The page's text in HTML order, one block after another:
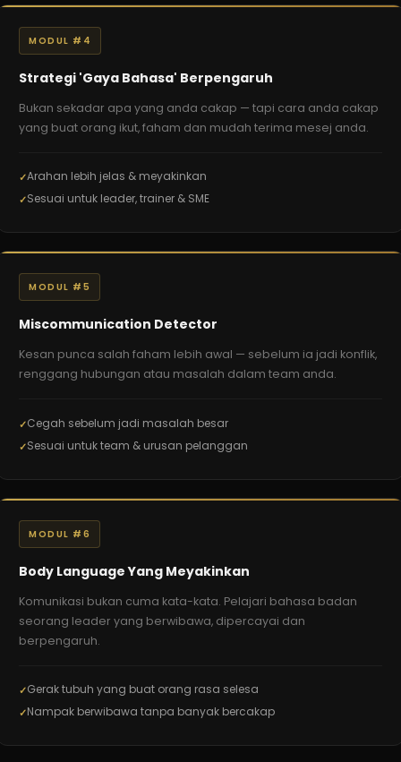
MODUL #4
Strategi 'Gaya Bahasa' Berpengaruh
Bukan sekadar apa yang anda cakap — tapi cara anda cakap
yang buat orang ikut, faham dan mudah terima mesej anda.
Arahan lebih jelas & meyakinkan
Sesuai untuk leader, trainer & SME
MODUL #5
Miscommunication Detector
Kesan punca salah faham lebih awal — sebelum ia jadi konflik,
renggang hubungan atau masalah dalam team anda.
Cegah sebelum jadi masalah besar
Sesuai untuk team & urusan pelanggan
MODUL #6
Body Language Yang Meyakinkan
Komunikasi bukan cuma kata-kata. Pelajari bahasa badan
seorang leader yang berwibawa, dipercayai dan
berpengaruh.
Gerak tubuh yang buat orang rasa selesa
Nampak berwibawa tanpa banyak bercakap